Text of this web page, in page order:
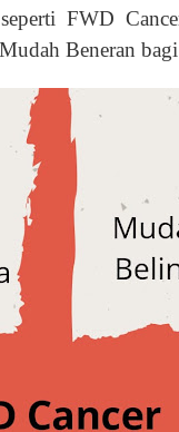
FWD
Beneran bagi